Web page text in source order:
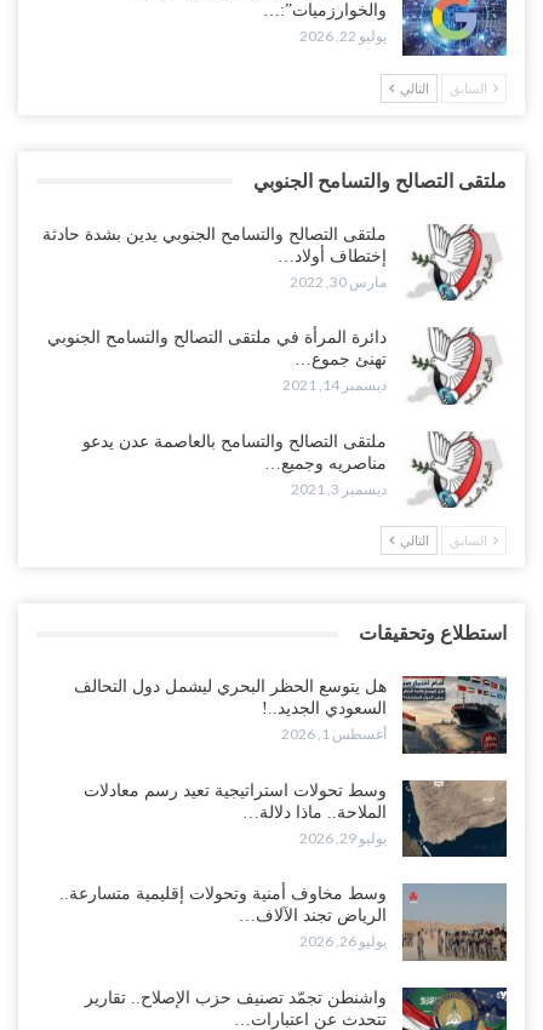
والخوارزميات”:…
يوليو 22, 2026
السابق التالي
ملتقى التصالح والتسامح الجنوبي
ملتقى التصالح والتسامح الجنوبي يدين بشدة حادثة
إختطاف أولاد…
مارس 30, 2022
دائرة المرأة في ملتقى التصالح والتسامح الجنوبي
تهنئ جموع…
ديسمبر 14, 2021
ملتقى التصالح والتسامح بالعاصمة عدن يدعو
مناصريه وجميع…
ديسمبر 3, 2021
السابق التالي
استطلاع وتحقيقات
هل يتوسع الحظر البحري ليشمل دول التحالف
السعودي الجديد..!
أغسطس 1, 2026
وسط تحولات استراتيجية تعيد رسم معادلات
الملاحة.. ماذا دلالة…
يوليو 29, 2026
وسط مخاوف أمنية وتحولات إقليمية متسارعة..
الرياض تجند الآلاف…
يوليو 26, 2026
واشنطن تجمّد تصنيف حزب الإصلاح.. تقارير
تتحدث عن اعتبارات…